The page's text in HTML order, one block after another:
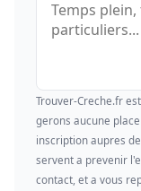
Trouver-Creche.fr
gerons aucune
inscription aupres
servent a prevenir
contact, et a vous